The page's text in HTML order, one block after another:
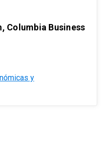
Columbia Business
y